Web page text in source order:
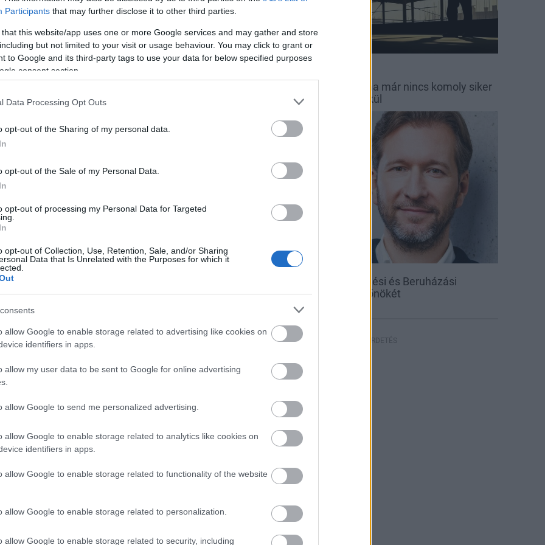
Participants that may further disclose it to other third parties.
that this website/app uses one or more Google services and may gather and store
but not limited to your visit or usage behaviour. You may click to grant or
to Google and its third-party tags to use your data for below specified purposes
consent section.
Data Processing Opt Outs
opt-out of the Sharing of my personal data.
opt-out of the Sale of my Personal Data.
opt-out of processing my Personal Data for Targeted
opt-out of Collection, Use, Retention, Sale, and/or Sharing
Data that Is Unrelated with the Purposes for which it
allow Google to enable storage related to advertising like cookies on
identifiers in apps.
allow my user data to be sent to Google for online advertising
allow Google to send me personalized advertising.
allow Google to enable storage related to analytics like cookies on
identifiers in apps.
allow Google to enable storage related to functionality of the website
allow Google to enable storage related to personalization.
allow Google to enable storage related to security, including
lesz robbanásszerű fejlődés, akkor
háromszög fel
a Barlangfürdőt
hogy megkezdődik a miskolci közutak felújítása.
és rossz állapotban van. Az államnak
ebből a legfontosabb nagyságrendileg tíz
hozzá. Hangsúlyozta, ennek az útnak a felújítását
jelent, amely várhatóan szeptemberben
Egyre több cég látja: ma már nincs komoly siker
integrált működés nélkül
Kinevezték a Közlekedési és Beruházási
Minisztérium új sajtófőnökét
HIRDETÉS